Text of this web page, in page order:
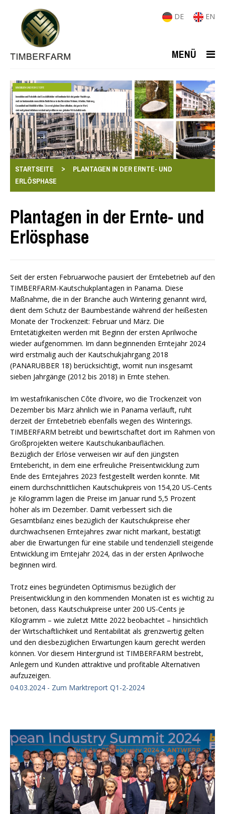
DE EN
MENÜ
IMMOBILIEN UND ROHSTOFFE
Immobilien und Rohstoffe sind Geschäftsfelder mit kontinuierlich steigender Nachfrage,
weil sie fundamentale menschliche Bedürfnisse in den Bereichen Wohnen, Arbeiten, Nahrung,
Gesundheit und Mobilität erfüllen. Sie ermöglichen Diversifikation, steigen im Wert,
sind weitgehend inflationsresistent und profitieren von globalen Wirtschaftstrends.
STARTSEITE >
PLANTAGEN IN DER ERNTE- UND
ERLÖSPHASE
Plantagen in der Ernte- und
Erlösphase
Seit der ersten Februarwoche pausiert der Erntebetrieb auf den
TIMBERFARM-Kautschukplantagen in Panama. Diese
Maßnahme, die in der Branche auch Wintering genannt wird,
dient dem Schutz der Baumbestände während der heißesten
Monate der Trockenzeit: Februar und März. Die
Erntetätigkeiten werden mit Beginn der ersten Aprilwoche
wieder aufgenommen. Im dann beginnenden Erntejahr 2024
wird erstmalig auch der Kautschukjahrgang 2018
(PANARUBBER 18) berücksichtigt, womit nun insgesamt
sieben Jahrgänge (2012 bis 2018) in Ernte stehen.
Im westafrikanischen Côte d’Ivoire, wo die Trockenzeit von
Dezember bis März ähnlich wie in Panama verläuft, ruht
derzeit der Erntebetrieb ebenfalls wegen des Winterings.
TIMBERFARM betreibt und bewirtschaftet dort im Rahmen von
Großprojekten weitere Kautschukanbauflächen.
Bezüglich der Erlöse verweisen wir auf den jüngsten
Erntebericht, in dem eine erfreuliche Preisentwicklung zum
Ende des Erntejahres 2023 festgestellt werden konnte. Mit
einem durchschnittlichen Kautschukpreis von 154,20 US-Cents
je Kilogramm lagen die Preise im Januar rund 5,5 Prozent
höher als im Dezember. Damit verbessert sich die
Gesamtbilanz eines bezüglich der Kautschukpreise eher
durchwachsenen Erntejahres zwar nicht markant, bestätigt
aber die Erwartungen für eine stabile und tendenziell steigende
Entwicklung im Erntejahr 2024, das in der ersten Aprilwoche
beginnen wird.
Trotz eines begründeten Optimismus bezüglich der
Preisentwicklung in den kommenden Monaten ist es wichtig zu
betonen, dass Kautschukpreise unter 200 US-Cents je
Kilogramm – wie zuletzt Mitte 2022 beobachtet – hinsichtlich
der Wirtschaftlichkeit und Rentabilität als grenzwertig gelten
und den diesbezüglichen Erwartungen kaum gerecht werden
können. Vor diesem Hintergrund ist TIMBERFARM bestrebt,
Anlegern und Kunden attraktive und profitable Alternativen
aufzuzeigen.
04.03.2024 - Zum Marktreport Q1-2-2024